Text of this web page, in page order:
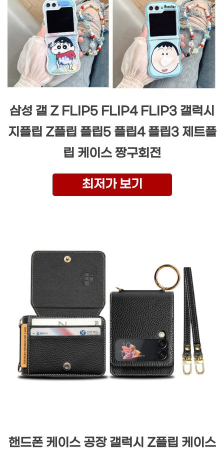
삼성 갤 Z FLIP5 FLIP4 FLIP3 갤럭시
지플립 Z플립 플립5 플립4 플립3 제트플
립 케이스 짱구회전
최저가 보기
핸드폰 케이스 공장 갤럭시 Z플립 케이스